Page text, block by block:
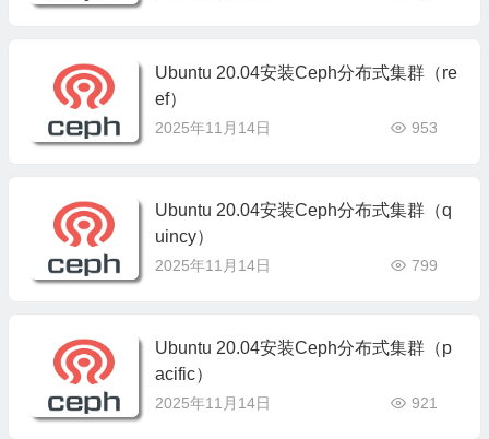
Ubuntu 20.04安装Ceph分布式集群（re
ef）
2025年11月14日 953
Ubuntu 20.04安装Ceph分布式集群（q
uincy）
2025年11月14日 799
Ubuntu 20.04安装Ceph分布式集群（p
acific）
2025年11月14日 921